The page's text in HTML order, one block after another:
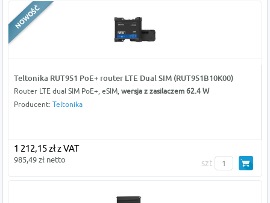
Teltonika RUT951 PoE+ router LTE Dual SIM (RUT951B10K00)
Router LTE dual SIM PoE+, eSIM, wersja z zasilaczem 62.4 W
Producent: Teltonika
1 212,15 zł z VAT
985,49 zł netto szt